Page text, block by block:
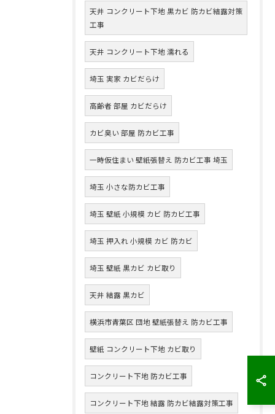
天井 コンクリート下地 黒カビ 防カビ結露対策
工事
天井 コンクリート下地 濡れる
埼玉 実家 カビだらけ
高齢者 部屋 カビだらけ
カビ臭い 部屋 防カビ工事
一時仮住まい 壁紙張替え 防カビ工事 埼玉
埼玉 小さな防カビ工事
埼玉 壁紙 小規模 カビ 防カビ工事
埼玉 押入れ 小規模 カビ 防カビ
埼玉 壁紙 黒カビ カビ取り
天井 結露 黒カビ
横浜市青葉区 団地 壁紙張替え 防カビ工事
壁紙 コンクリート下地 カビ取り
コンクリート下地 防カビ工事
コンクリート下地 結露 防カビ結露対策工事